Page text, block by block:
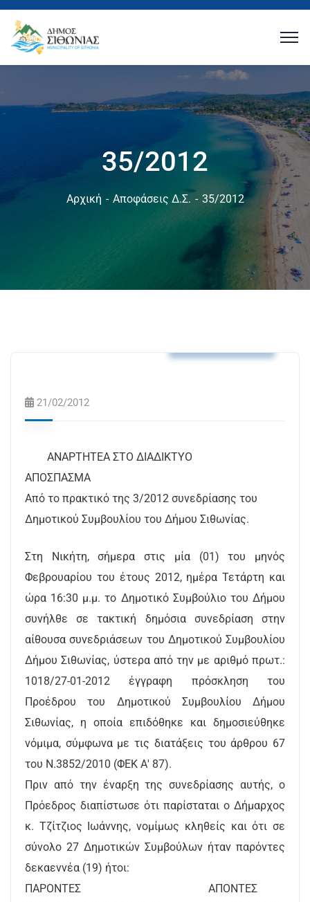
35/2012
Αρχική Αποφάσεις Δ.Σ. 35/2012
21/02/2012
ΑΝΑΡΤΗΤΕΑ ΣΤΟ ΔΙΑΔΙΚΤΥΟ
ΑΠΟΣΠΑΣΜΑ
Από το πρακτικό της 3/2012 συνεδρίασης του
Δημοτικού Συμβουλίου του Δήμου Σιθωνίας.
Στη Νικήτη, σήμερα στις μία (01) του μηνός
Φεβρουαρίου του έτους 2012, ημέρα Τετάρτη και
ώρα 16:30 μ.μ. το Δημοτικό Συμβούλιο του Δήμου
συνήλθε σε τακτική δημόσια συνεδρίαση στην
αίθουσα συνεδριάσεων του Δημοτικού Συμβουλίου
Δήμου Σιθωνίας, ύστερα από την με αριθμό πρωτ.:
1018/27-01-2012 έγγραφη πρόσκληση του
Προέδρου του Δημοτικού Συμβουλίου Δήμου
Σιθωνίας, η οποία επιδόθηκε και δημοσιεύθηκε
νόμιμα, σύμφωνα με τις διατάξεις του άρθρου 67
του Ν.3852/2010 (ΦΕΚ Α' 87).
Πριν από την έναρξη της συνεδρίασης αυτής, ο
Πρόεδρος διαπίστωσε ότι παρίσταται ο Δήμαρχος
κ. Τζίτζιος Ιωάννης, νομίμως κληθείς και ότι σε
σύνολο 27 Δημοτικών Συμβούλων ήταν παρόντες
δεκαεννέα (19) ήτοι:
ΠΑΡΟΝΤΕΣ ΑΠΟΝΤΕΣ